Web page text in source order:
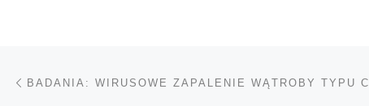
Nawigacja wpisu
BADANIA: WIRUSOWE ZAPALENIE WĄTROBY TYPU C